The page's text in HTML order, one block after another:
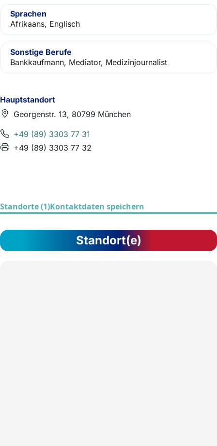
Hauptstandort
Georgenstr. 13, 80799 München
+49 (89) 3303 77 31
+49 (89) 3303 77 32
Sprachen
Afrikaans, Englisch
Sonstige Berufe
Bankkaufmann, Mediator, Medizinjournalist
Standorte (1)Kontaktdaten speichern
Standort(e)